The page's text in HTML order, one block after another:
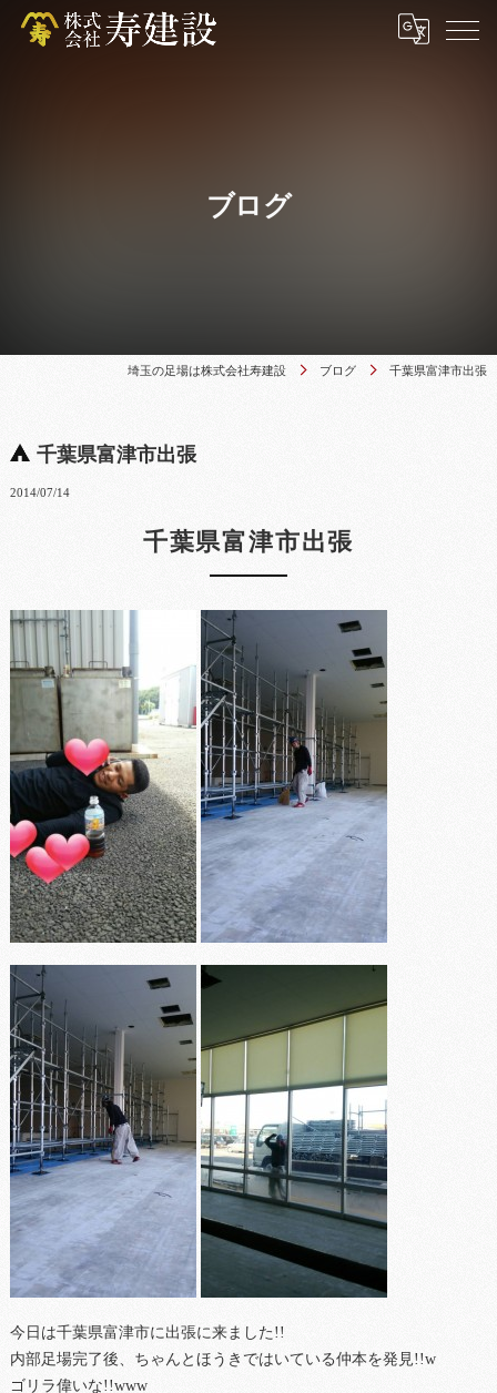
ブログ
埼玉の足場は株式会社寿建設 ブログ 千葉県富津市出張
千葉県富津市出張
2014/07/14
千葉県富津市出張
今日は千葉県富津市に出張に来ました!!
内部足場完了後、ちゃんとほうきではいている仲本を発見!!w
ゴリラ偉いな!!www